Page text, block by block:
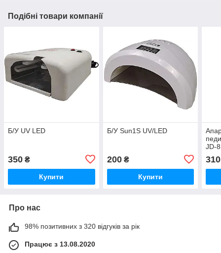
Подібні товари компанії
Б/У UV LED
350 ₴
Купити
Б/У Sun1S UV/LED
200₴
Купити
JD-
310
Про нас
98% позитивних з 320 відгуків за рік
Працює з 13.08.2020